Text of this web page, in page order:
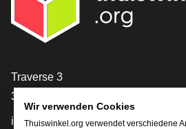
[_General:Contact]
Traverse 3
3905 NL Veenendaal
info@thuiswinkel.org
Wir verwenden Cookies
Thuiswinkel.org verwendet verschiedene